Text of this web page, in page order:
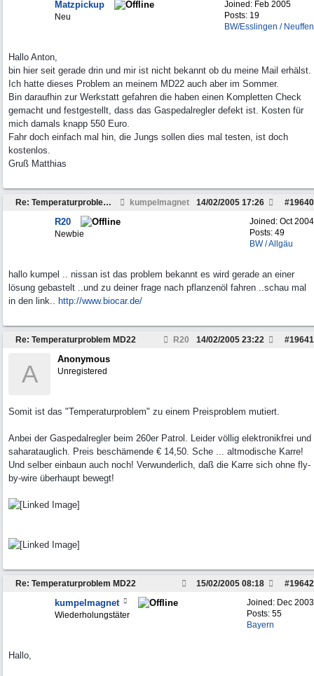
Joined: Feb 2005
Posts: 19
BW/Esslingen / Neuffen
Matzpickup
Neu
Hallo Anton,
bin hier seit gerade drin und mir ist nicht bekannt ob du meine Mail erhälst.
Ich hatte dieses Problem an meinem MD22 auch aber im Sommer.
Bin daraufhin zur Werkstatt gefahren die haben einen Kompletten Check
gemacht und festgestellt, dass das Gaspedalregler defekt ist. Kosten für
mich damals knapp 550 Euro.
Fahr doch einfach mal hin, die Jungs sollen dies mal testen, ist doch
kostenlos.
Gruß Matthias
Re: Temperaturproblem MD22 kumpelmagnet #19640
14/02/2005 17:26
Joined: Oct 2004
Posts: 49
BW / Allgäu
R20
Newbie
hallo kumpel .. nissan ist das problem bekannt es wird gerade an einer
lösung gebastelt ..und zu deiner frage nach pflanzenöl fahren ..schau mal
in den link.. http://www.biocar.de/
Re: Temperaturproblem MD22 R20 #19641
14/02/2005 23:22
A
Anonymous
Unregistered
Somit ist das "Temperaturproblem" zu einem Preisproblem mutiert.
Anbei der Gaspedalregler beim 260er Patrol. Leider völlig elektronikfrei und
saharatauglich. Preis beschämende € 14,50. Sche ... altmodische Karre!
Und selber einbaun auch noch! Verwunderlich, daß die Karre sich ohne fly-
by-wire überhaupt bewegt!
Re: Temperaturproblem MD22 #19642
15/02/2005 08:18
Joined: Dec 2003
Posts: 55
Bayern
kumpelmagnet
Wiederholungstäter
Hallo,